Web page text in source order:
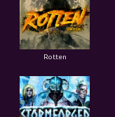
Rotten